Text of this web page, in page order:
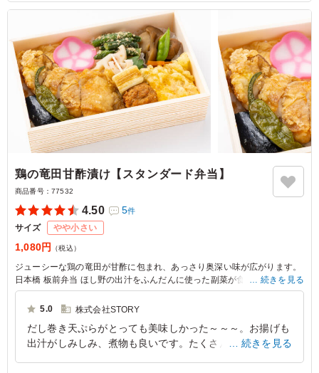
鶏の竜田甘酢漬け【スタンダード弁当】
商品番号： 77532
4.50 5件
サイズ やや小さい
1,080円 （税込）
ジューシーな鶏の竜田が甘酢に包まれ、あっさり奥深い味が広がります。
日本橋 板前弁当 ほし野の出汁をふんだんに使った副菜が食欲をそそり、
ランチやお弁当シーンにぴったりです。
続きを見る
5.0 株式会社STORY
だし巻き天ぷらがとっても美味しかった～～～。お揚げも
出汁がしみしみ、煮物も良いです。たくさんの副菜、付け
続きを見る